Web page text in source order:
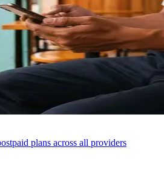
plans across all providers